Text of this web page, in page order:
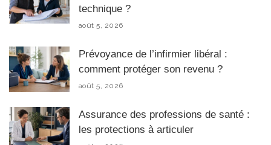
technique ?
août 5, 2026
Prévoyance de l’infirmier libéral :
comment protéger son revenu ?
août 5, 2026
Assurance des professions de santé :
les protections à articuler